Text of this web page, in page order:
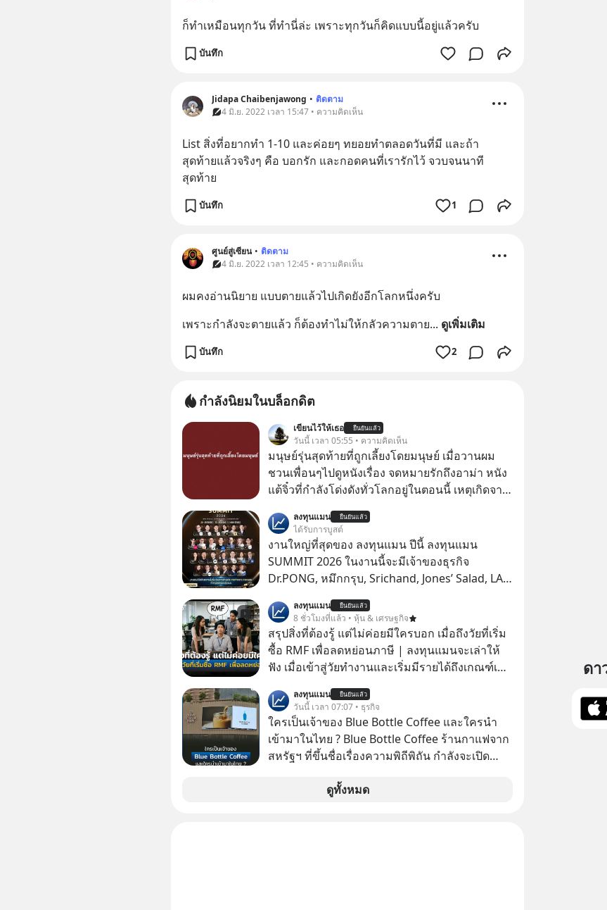
ก็ทำเหมือนทุกวัน ที่ทำนี่ล่ะ เพราะทุกวันก็คิดแบบนี้อยู่แล้วครับ
บันทึก
Jidapa Chaibenjawong • ติดตาม
4 มิ.ย. 2022 เวลา 15:47 • ความคิดเห็น
List สิ่งที่อยากทำ 1-10 และค่อยๆ ทยอยทำตลอดวันที่มี และถ้า
สุดท้ายแล้วจริงๆ คือ บอกรัก และกอดคนที่เรารักไว้ จวบจนนาที
สุดท้าย
บันทึก 1
ศูนย์สู่เซียน • ติดตาม
4 มิ.ย. 2022 เวลา 12:45 • ความคิดเห็น
ผมคงอ่านนิยาย แบบตายแล้วไปเกิดยังอีกโลกหนึ่งครับ
เพราะกำลังจะตายแล้ว ก็ต้องทำไม่ให้กลัวความตาย... ดูเพิ่มเติม
บันทึก 2
กำลังนิยมในบล็อกดิต
เขียนไว้ให้เธอ ยืนยันแล้ว
วันนี้ เวลา 05:55 • ความคิดเห็น
มนุษย์รุ่นสุดท้ายที่ถูกเลี้ยงโดยมนุษย์ เมื่อวานผม
ชวนเพื่อนๆไปดูหนังเรื่อง จดหมายรักถึงอาม่า หนัง
แต้จิ๋วที่กำลังโด่งดังทั่วโลกอยู่ในตอนนี้ เหตุเกิดจาก
อยากดูมาก ด้วยเพราะว่าอากงก็มาจากเมืองจีน ป๊า
ก็พูดแต้จิ๋วได้ มีเรื่องราวมีความผูกพันที่ได้ยินตั้งแต่
เด็ก
ลงทุนแมน ยืนยันแล้ว
ได้รับการบูสต์
งานใหญ่ที่สุดของ ลงทุนแมน ปีนี้ ลงทุนแมน
SUMMIT 2026 ในงานนี้จะมีเจ้าของธุรกิจ
Dr.PONG, หมึกกรุบ, Srichand, Jones’ Salad, LA
แชร์ความรู้การสร้างธุรกิจ
ลงทุนแมน ยืนยันแล้ว
8 ชั่วโมงที่แล้ว • หุ้น & เศรษฐกิจ
สรุปสิ่งที่ต้องรู้ แต่ไม่ค่อยมีใครบอก เมื่อถึงวัยที่เริ่ม
ซื้อ RMF เพื่อลดหย่อนภาษี | ลงทุนแมนจะเล่าให้
ฟัง เมื่อเข้าสู่วัยทำงานและเริ่มมีรายได้ถึงเกณฑ์เสีย
เพราะนอกจากจะช่วยลดหย่อนภาษีได้แล้ว ยังเป็น
โอกาสในการสร้างความมั่งคั่งระยะยาว แต่น้อยคน
นักที่จะลงลึกว่า ถ้าลงทุนใน RMF ควรรู้ อะไรบ้าง
ควรดู ตรงไหน ทำอย่างไร ถึงจะดีกับเรา แล้วเรา
ควรรู้ข้อมูลอะไรเกี่ยวกับ RMF บ้าง เพื่อให้นำไปใช้
ต่อได้จริง ๆ ลงทุนแมนจะเล่าให้ฟัง
ลงทุนแมน ยืนยันแล้ว
วันนี้ เวลา 07:07 • ธุรกิจ
ใครเป็นเจ้าของ Blue Bottle Coffee และใครนำ
เข้ามาในไทย ? Blue Bottle Coffee ร้านกาแฟจาก
สหรัฐฯ ที่ขึ้นชื่อเรื่องความพิถีพิถัน กำลังจะเปิด
ดูทั้งหมด
ดา